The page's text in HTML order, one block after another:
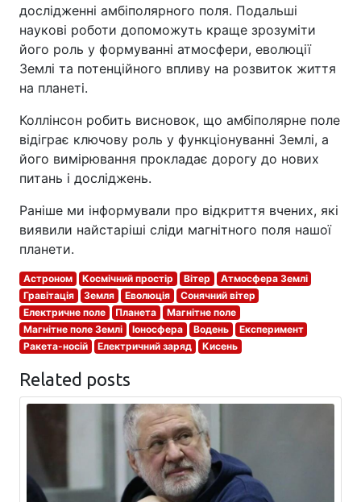
дослідженні амбіполярного поля. Подальші
наукові роботи допоможуть краще зрозуміти
його роль у формуванні атмосфери, еволюції
Землі та потенційного впливу на розвиток життя
на планеті.
Коллінсон робить висновок, що амбіполярне поле
відіграє ключову роль у функціонуванні Землі, а
його вимірювання прокладає дорогу до нових
питань і досліджень.
Раніше ми інформували про відкриття вчених, які
виявили найстаріші сліди магнітного поля нашої
планети.
Астроном Космічний простір Вітер
Атмосфера Землі
Гравітація
Земля Еволюція
Сонячний вітер
Електричне поле
Планета
Магнітне поле
Магнітне поле Землі
Іоносфера Водень
Експеримент
Ракета-носій
Електричний заряд Кисень
Related posts